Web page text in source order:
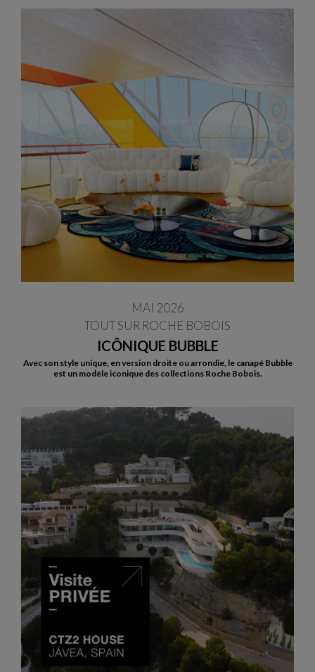
ICÔNIQUE BUBBLE
MAI 2026
TOUT SUR ROCHE BOBOIS
Avec son style unique, en version droite ou arrondie, le canapé Bubble
est un modèle iconique des collections Roche Bobois.